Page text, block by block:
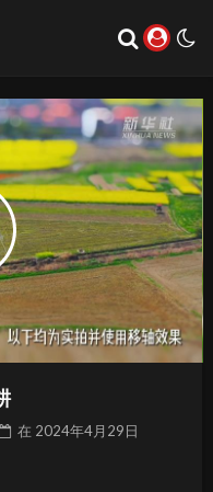
在 2024年4月29日